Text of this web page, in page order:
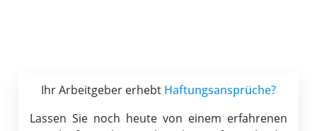
Ihr Arbeitgeber erhebt Haftungsansprüche?
Lassen Sie noch heute von einem erfahrenen